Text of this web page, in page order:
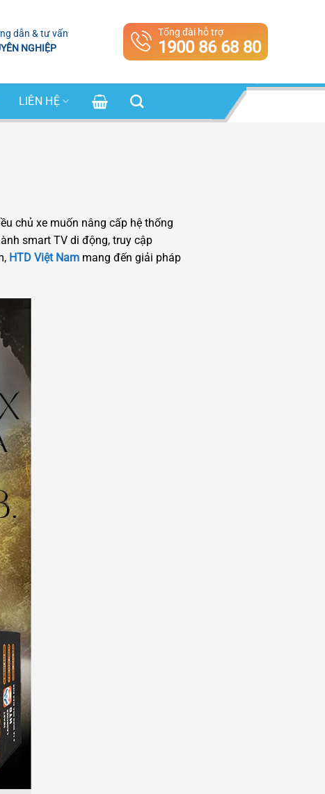
dẫn & tư vấn
NGHIỆP
Tổng đài hỗ trợ
1900 86 68 80
LIÊN HỆ
chủ xe muốn nâng cấp hệ thống
smart TV di động, truy cập
HTD Việt Nammang đến giải pháp